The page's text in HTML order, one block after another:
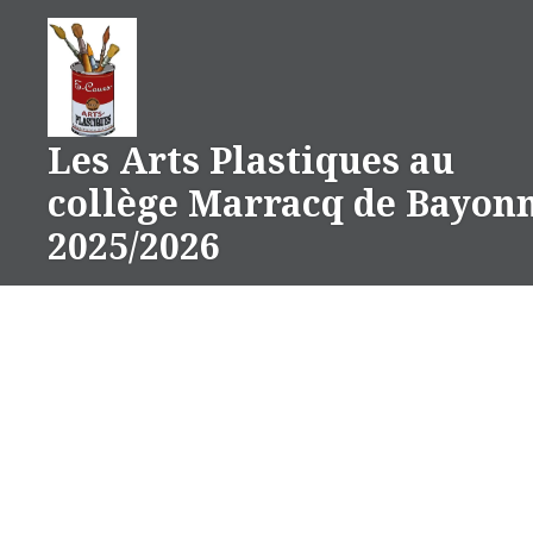
Les Arts Plastiques au
collège Marracq de
2025/2026